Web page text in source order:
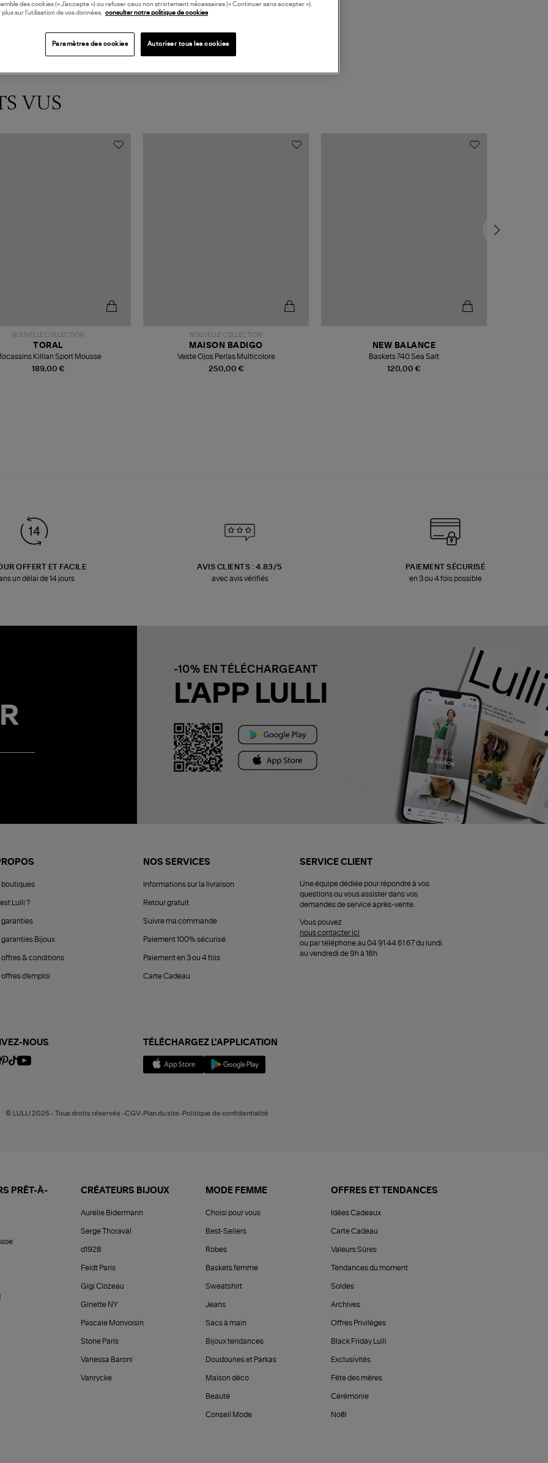
VUS
NOUVELLE COLLECTION
189,00 €
TORAL
Killian Sport Mousse
NOUVELLE COLLECTION
250,00 €
MAISON BADIGO
Veste Ojos Perlas Multicolore
120,00 €
NEW BALANCE
Baskets 740 Sea Salt
OFFERT ET FACILE
un délai de 14 jours
AVIS CLIENTS : 4.83/5
avec avis vérifiés
PAIEMENT SÉCURISÉ
en 3 ou 4 fois possible
-10% EN TÉLÉCHARGEANT
L'APP LULLI
boutiques
Lulli ?
garanties
garanties Bijoux
offres & conditions
offres d'emploi
NOS SERVICES
Informations sur la livraison
Retour gratuit
Suivre ma commande
Paiement 100% sécurisé
Paiement en 3 ou 4 fois
Carte Cadeau
SERVICE CLIENT
Une équipe dédiée pour répondre à vos
questions ou vous assister dans vos
demandes de service après-vente.
Vous pouvez
nous contacter ici
ou par téléphone au 04 91 44 61 67 du lundi
au vendredi de 9h à 18h.
NOUS TÉLÉCHARGEZ L'APPLICATION
© LULLI 2025 - Tous droits réservés -CGV-Plan du site-Politique de confidentialité
PRÊT-À-
CRÉATEURS BIJOUX
Aurélie Bidermann
Serge Thoraval
d1928
Feidt Paris
Gigi Clozeau
Ginette NY
Pascale Monvoisin
Stone Paris
Vanessa Baroni
Vanrycke
MODE FEMME
Choisi pour vous
Best-Sellers
Robes
Baskets femme
Sweatshirt
Jeans
Sacs à main
Bijoux tendances
Doudounes et Parkas
Maison déco
Beauté
Conseil Mode
OFFRES ET TENDANCES
Idées Cadeaux
Carte Cadeau
Valeurs Sûres
Tendances du moment
Soldes
Archives
Offres Privilèges
Black Friday Lulli
Exclusivités
Fête des mères
Cérémonie
Noël
des cookies (« J’accepte ») ou refuser ceux non strictement nécessaires (« Continuer sans accepter »).
plus sur l’utilisation de vos données, consulter notre politique de cookies
Paramètres des cookies Autoriser tous les cookies